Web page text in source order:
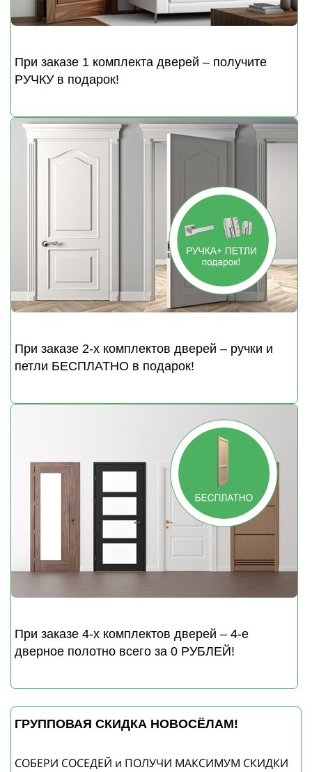
При заказе 1 комплекта дверей – получите
РУЧКУ в подарок!
При заказе 2-х комплектов дверей – ручки и
петли БЕСПЛАТНО в подарок!
При заказе 4-х комплектов дверей – 4-е
дверное полотно всего за 0 РУБЛЕЙ!
ГРУППОВАЯ СКИДКА НОВОСЁЛАМ!
СОБЕРИ СОСЕДЕЙ и ПОЛУЧИ МАКСИМУМ СКИДКИ